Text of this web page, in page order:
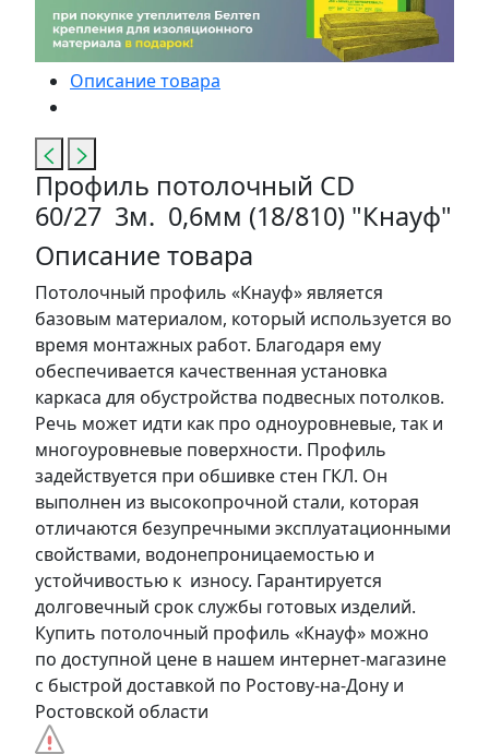
Описание товара
Профиль потолочный CD
60/27 3м. 0,6мм (18/810) "Кнауф"
Описание товара
Потолочный профиль «Кнауф» является
базовым материалом, который используется во
время монтажных работ. Благодаря ему
обеспечивается качественная установка
каркаса для обустройства подвесных потолков.
Речь может идти как про одноуровневые, так и
многоуровневые поверхности. Профиль
задействуется при обшивке стен ГКЛ. Он
выполнен из высокопрочной стали, которая
отличаются безупречными эксплуатационными
свойствами, водонепроницаемостью и
устойчивостью к износу. Гарантируется
долговечный срок службы готовых изделий.
Купить потолочный профиль «Кнауф» можно
по доступной цене в нашем интернет-магазине
с быстрой доставкой по Ростову-на-Дону и
Ростовской области